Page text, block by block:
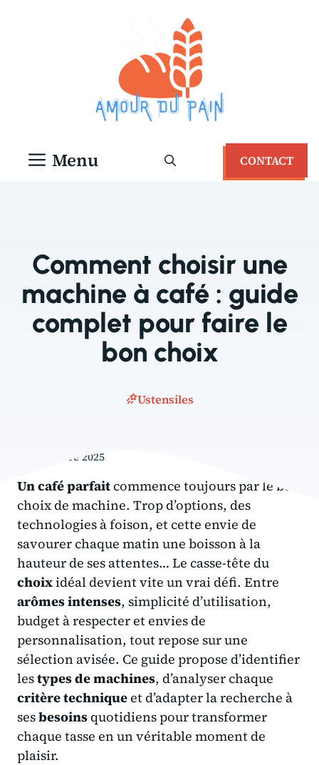
Menu CONTACT
Comment choisir une
machine à café : guide
complet pour faire le
bon choix
Ustensiles
2 septembre 2025
Un café parfaitcommence toujours par le bon
choix de machine. Trop d’options, des
technologies à foison, et cette envie de
savourer chaque matin une boisson à la
hauteur de ses attentes… Le casse-tête du
choixidéal devient vite un vrai défi. Entre
arômes intenses, simplicité d’utilisation,
budget à respecter et envies de
personnalisation, tout repose sur une
sélection avisée. Ce guide propose d’identifier
lestypes de machines, d’analyser chaque
critère techniqueet d’adapter la recherche à
sesbesoinsquotidiens pour transformer
chaque tasse en un véritable moment de
plaisir.